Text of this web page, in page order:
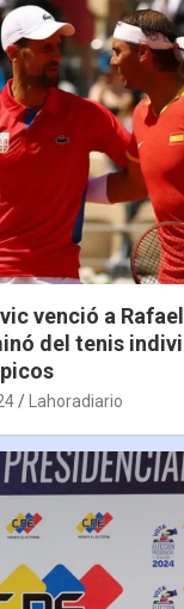
venció a
del tenis
Lahoradiario